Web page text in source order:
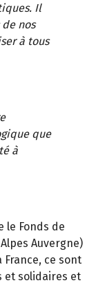
Il
nos
à tous
que
à
le Fonds de
Auvergne)
ce sont
et solidaires et